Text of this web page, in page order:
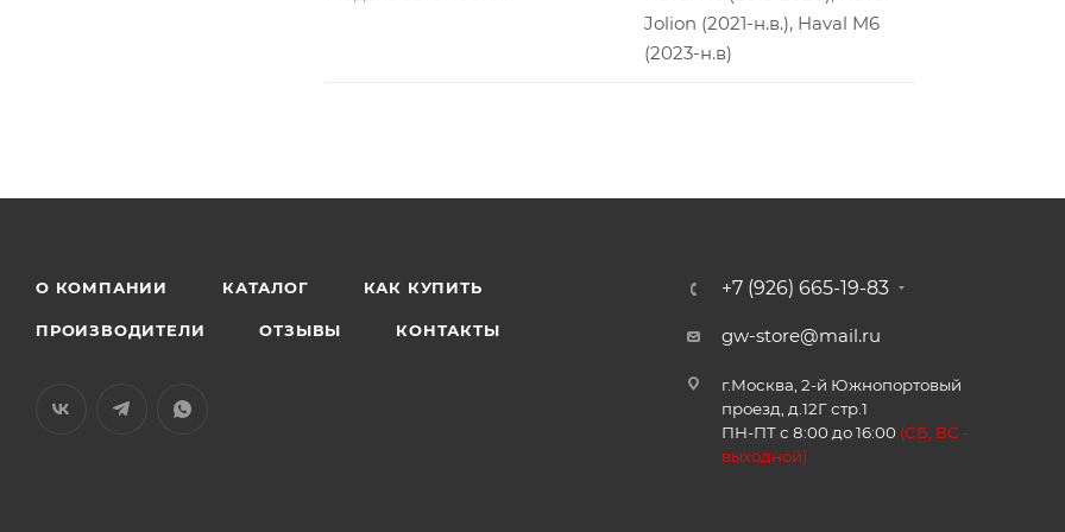
Jolion (2021-н.в.), Haval M6
(2023-н.в)
О КОМПАНИИ КАТАЛОГ КАК КУПИТЬ
ПРОИЗВОДИТЕЛИ ОТЗЫВЫ КОНТАКТЫ
+7 (926) 665-19-83
gw-store@mail.ru
г.Москва, 2-й Южнопортовый
проезд, д.12Г стр.1
ПН-ПТ с 8:00 до 16:00 (СБ, ВС -
выходной)